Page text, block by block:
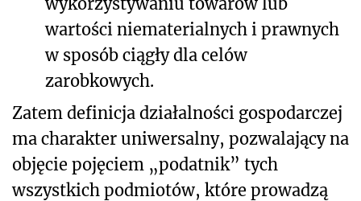
wartości niematerialnych i prawnych
w sposób ciągły dla celów
zarobkowych.
Zatem definicja działalności gospodarczej
ma charakter uniwersalny, pozwalający na
objęcie pojęciem „podatnik” tych
wszystkich podmiotów, które prowadzą